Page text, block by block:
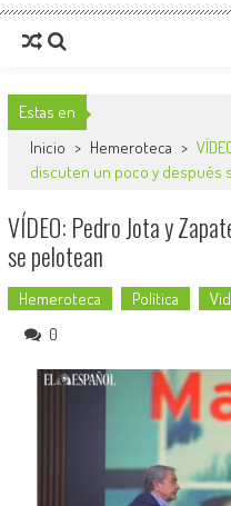
Estas en
Inicio > Hemeroteca >
discuten un poco y después
VÍDEO: Pedro Jota y
se pelotean
Hemeroteca Política
0